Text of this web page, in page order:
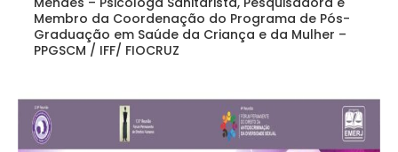
Membro da Coordenação do Programa de Pós-
Graduação em Saúde da Criança e da Mulher –
PPGSCM / IFF/ FIOCRUZ